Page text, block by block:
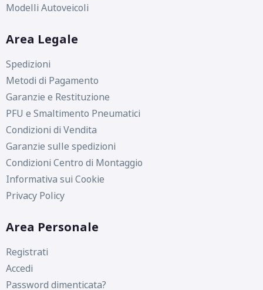
Modelli Autoveicoli
Area Legale
Spedizioni
Metodi di Pagamento
Garanzie e Restituzione
PFU e Smaltimento Pneumatici
Condizioni di Vendita
Garanzie sulle spedizioni
Condizioni Centro di Montaggio
Informativa sui Cookie
Privacy Policy
Area Personale
Registrati
Accedi
Password dimenticata?